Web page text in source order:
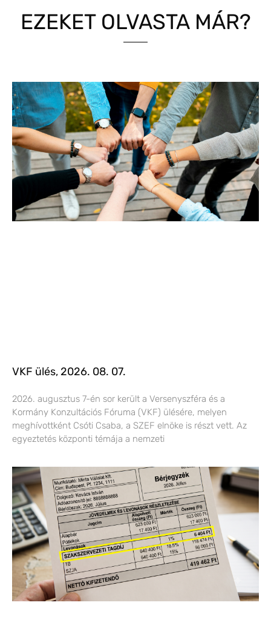
EZEKET OLVASTA MÁR?
VKF ülés, 2026. 08. 07.
2026. augusztus 7-én sor került a Versenyszféra és a
Kormány Konzultációs Fóruma (VKF) ülésére, melyen
meghívottként Csóti Csaba, a SZEF elnöke is részt vett. Az
egyeztetés központi témája a nemzeti